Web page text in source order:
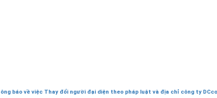
báo về việc Thay đổi người đại diện theo pháp luật và địa chỉ công ty